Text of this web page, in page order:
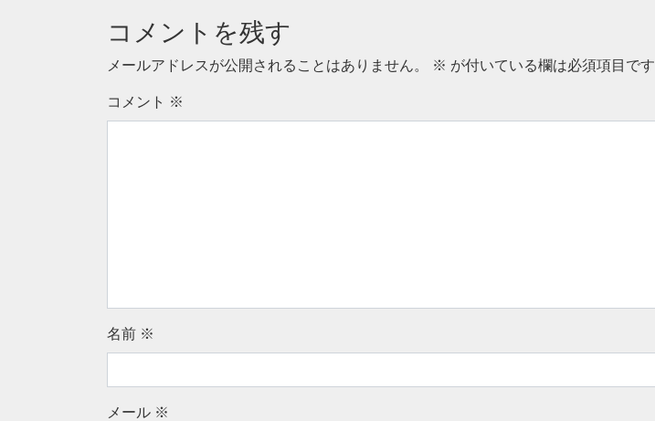
コメントを残す
メールアドレスが公開されることはありません。 ※ が付いている欄は必須項目です
コメント ※
名前 ※
メール ※